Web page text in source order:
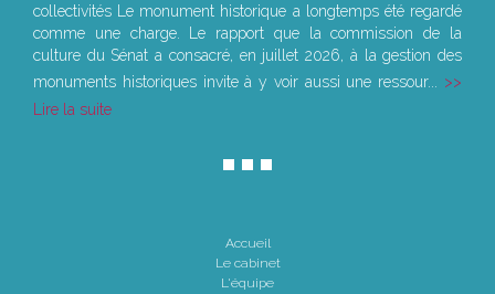
collectivités Le monument historique a longtemps été regardé
comme une charge. Le rapport que la commission de la
culture du Sénat a consacré, en juillet 2026, à la gestion des
monuments historiques invite à y voir aussi une ressour...
Lire la suite
Accueil
Le cabinet
L'équipe